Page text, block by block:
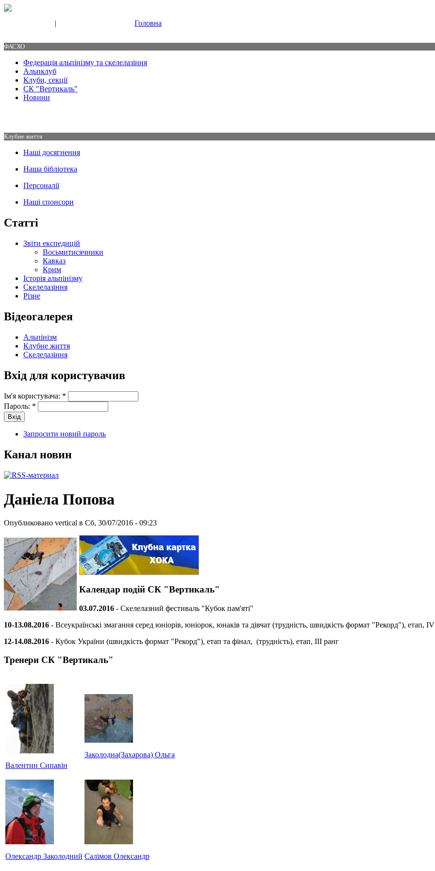
| Головна
ФАСХО
Федерація альпінізму та скелелазіння
Альпклуб
Клуби, секції
СК "Вертикаль"
Новини
Клубне життя
Наші досягнення
Наша бібліотека
Персоналії
Наші спонсори
Статті
Звіти експедицій
Восьмитисячники
Кавказ
Крим
Історія альпінізму
Скелелазіння
Різне
Відеогалерея
Альпінізм
Клубне життя
Скелелазіння
Вхід для користувачив
Ім'я користувача: *
Пароль: *
Запросити новий пароль
Канал новин
Даніела Попова
Опубликовано vertical в Сб, 30/07/2016 - 09:23
Календар подій СК "Вертикаль"
03.07.2016 - Скелелазний фестиваль "Кубок пам'яті"
10-13.08.2016 - Всеукраїнські змагання серед юніорів, юніорок, юнаків та дівчат (трудність, швидкість формат "Рекорд"), етап,
12-14.08.2016 - Кубок України (швидкість формат "Рекорд"), етап та фінал, (трудність), етап, III ранг
Тренери СК "Вертикаль"
Валентин Сипавін
Заколодна(Захарова) Ольга
Олександр Заколодний Салімов Олександр